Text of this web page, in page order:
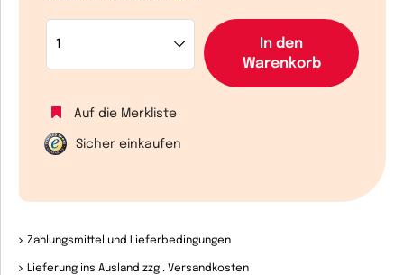
In den
Warenkorb
Auf die Merkliste
Sicher einkaufen
Zahlungsmittel und Lieferbedingungen
Lieferung ins Ausland zzgl. Versandkosten